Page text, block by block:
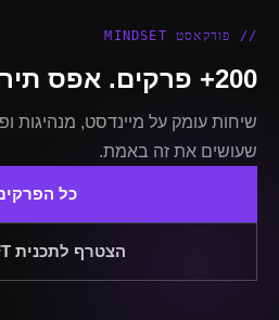
// פודקאסט MINDSET
200+ פרקים. אפס תירוצים.
שיחות עומק על מיינדסט, מנהיגות
שעושים את זה באמת.
כל
הצטרף לתכנית SHIFT ↗